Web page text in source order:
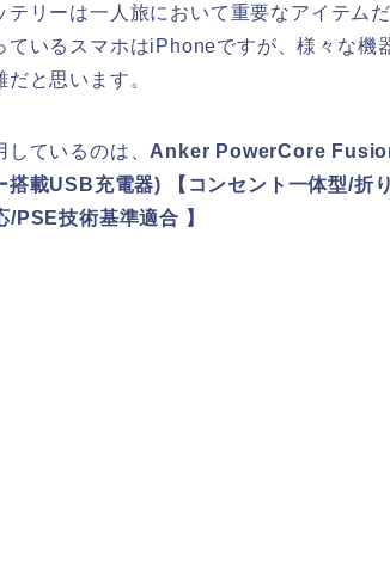
テリーは一人旅において重要なアイテムだ
ているスマホはiPhoneですが、様々な機
と思います。
ているのは、 Anker PowerCore
搭載USB充電器) 【コンセント一体型/折
PSE技術基準適合 】